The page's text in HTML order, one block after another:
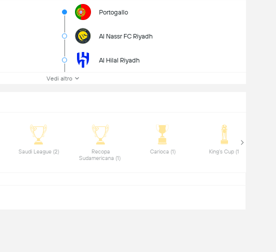
Portogallo
Al Nassr FC Riyadh
Al Hilal Riyadh
Vedi altro
Saudi League (2)
Recopa
Carioca (1)